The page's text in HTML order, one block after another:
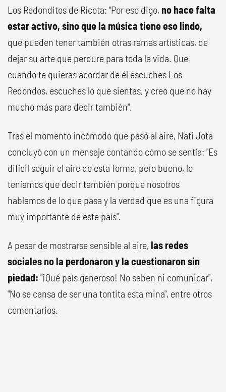
Los Redonditos de Ricota: "Por eso digo, no hace falta
estar activo, sino que la música tiene eso lindo,
que pueden tener también otras ramas artísticas, de
dejar su arte que perdure para toda la vida. Que
cuando te quieras acordar de él escuches Los
Redondos, escuches lo que sientas, y creo que no hay
mucho más para decir también".
Tras el momento incómodo que pasó al aire, Nati Jota
concluyó con un mensaje contando cómo se sentía: "Es
difícil seguir el aire de esta forma, pero bueno, lo
teníamos que decir también porque nosotros
hablamos de lo que pasa y la verdad que es una figura
muy importante de este país".
A pesar de mostrarse sensible al aire, las redes
sociales no la perdonaron y la cuestionaron sin
piedad: "¡Qué país generoso! No saben ni comunicar",
"No se cansa de ser una tontita esta mina", entre otros
comentarios.